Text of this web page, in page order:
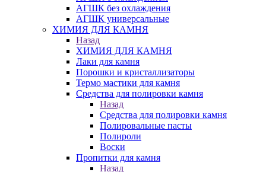
АГШК без охлаждения
АГШК универсальные
ХИМИЯ ДЛЯ КАМНЯ
Назад
ХИМИЯ ДЛЯ КАМНЯ
Лаки для камня
Порошки и кристаллизаторы
Термо мастики для камня
Средства для полировки камня
Назад
Средства для полировки камня
Полировальные пасты
Полироли
Воски
Пропитки для камня
Назад